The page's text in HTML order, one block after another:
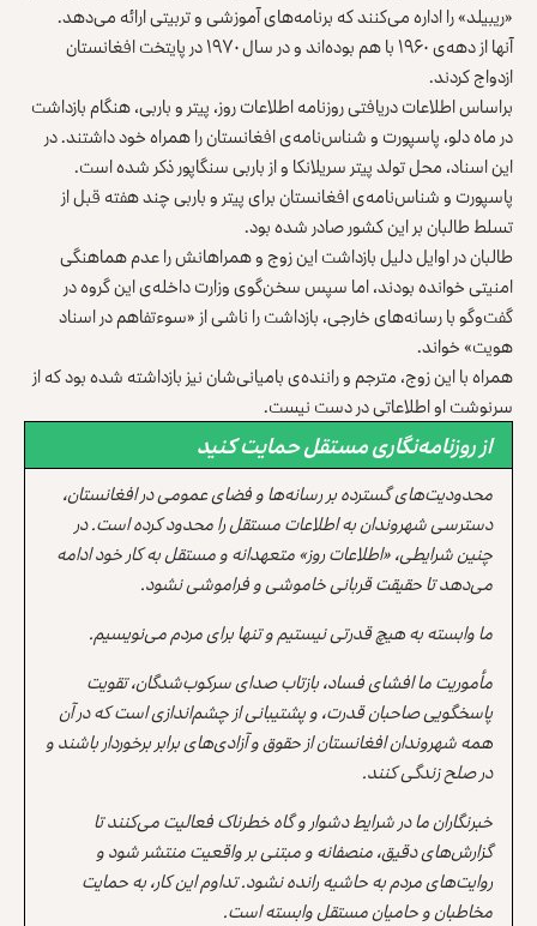
‌‌‏«ریبیلد» را اداره می‌کنند که برنامه‌های آموزشی و تربیتی ارائه می‌دهد‎.‎
آنها از دهه‌ی ۱۹۶۰ با هم بوده‌اند و در سال ۱۹۷۰ در پایتخت افغانستان
‌‏ازدواج کردند.‏
براساس اطلاعات دریافتی روزنامه اطلاعات روز، پیتر و ‏باربی، ‏هنگام ‌‏بازداشت
در ماه دلو، پاسپورت و شناس‌نامه‌ی ‏افغانستان را همراه ‏خود داشتند. ‌‏در
این اسناد، محل تولد پیتر ‏سریلانکا و از باربی ‏سنگاپور ذکر شده است. ‏
پاسپورت و شناس‌نامه‌ی افغانستان برای پیتر و باربی چند هفته ‏قبل از
‏تسلط ‌‏طالبان بر این کشور صادر شده بود.‏
طالبان در اوایل دلیل بازداشت این زوج و همراهانش را ‏عدم هماهنگی
‏امنیتی ‌‏خوانده بودند، اما سپس سخن‌گوی ‏وزارت داخله‌ی این گروه در
‏گفت‌وگو با ‌‏رسانه‌های خارجی، ‏بازداشت را ناشی از «سوءتفاهم در اسناد
هویت» خواند.‏
همراه با این زوج، مترجم و راننده‌ی بامیانی‌شان نیز ‏بازداشته شده بود که از
‌‏سرنوشت او اطلاعاتی در دست نیست.‏
از روزنامه‌نگاری مستقل حمایت کنید
محدودیت‌های گسترده بر رسانه‌ها و فضای عمومی در افغانستان،
دسترسی شهروندان به اطلاعات مستقل را محدود کرده است. در
چنین شرایطی، «اطلاعات روز» متعهدانه و مستقل به کار خود ادامه
می‌دهد تا حقیقت قربانی خاموشی و فراموشی نشود.
ما وابسته به هیچ قدرتی نیستیم و تنها برای مردم می‌نویسیم.
مأموریت ما افشای فساد، بازتاب صدای سرکوب‌شدگان، تقویت
پاسخگویی صاحبان قدرت، و پشتیبانی از چشم‌اندازی است که در آن
همه شهروندان افغانستان از حقوق و آزادی‌های برابر برخوردار باشند و
در صلح زندگی کنند.
خبرنگاران ما در شرایط دشوار و گاه خطرناک فعالیت می‌کنند تا
گزارش‌های دقیق، منصفانه و مبتنی بر واقعیت منتشر شود و
روایت‌های مردم به حاشیه رانده نشود. تداوم این کار، به حمایت
مخاطبان و حامیان مستقل وابسته است.